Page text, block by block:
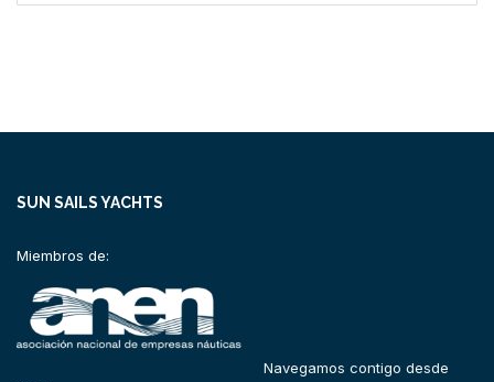
SUN SAILS YACHTS
Miembros de:
Navegamos contigo desde